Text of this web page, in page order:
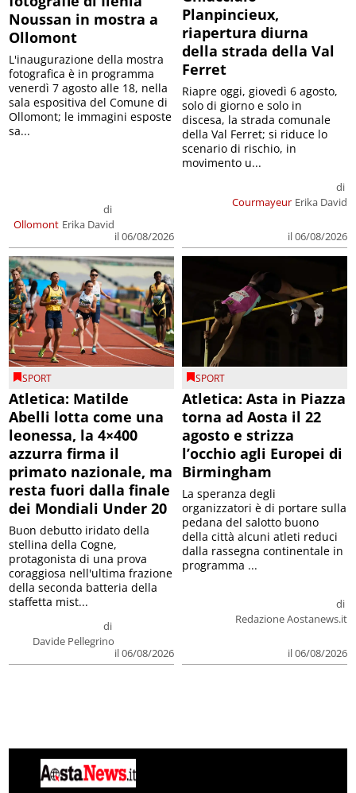
Noussan in mostra a
Ollomont
Ollomont
di
Erika David
il 06/08/2026
L'inaugurazione della mostra
fotografica è in programma
venerdì 7 agosto alle 18, nella
sala espositiva del Comune di
Ollomont; le immagini esposte
sa...
Planpincieux,
riapertura diurna
della strada della Val
Ferret
Courmayeur
di
Erika David
il 06/08/2026
Riapre oggi, giovedì 6 agosto,
solo di giorno e solo in
discesa, la strada comunale
della Val Ferret; si riduce lo
scenario di rischio, in
movimento u...
SPORT
Atletica: Matilde
Abelli lotta come una
leonessa, la 4×400
azzurra firma il
primato nazionale, ma
resta fuori dalla finale
dei Mondiali Under 20
di
Davide Pellegrino
il 06/08/2026
Buon debutto iridato della
stellina della Cogne,
protagonista di una prova
coraggiosa nell'ultima frazione
della seconda batteria della
staffetta mist...
SPORT
Atletica: Asta in Piazza
torna ad Aosta il 22
agosto e strizza
l’occhio agli Europei di
Birmingham
di
Redazione Aostanews.it
il 06/08/2026
La speranza degli
organizzatori è di portare sulla
pedana del salotto buono
della città alcuni atleti reduci
dalla rassegna continentale in
programma ...